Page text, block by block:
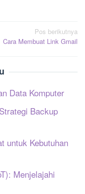
Pos berikutnya
Cara Membuat Link Gmail
Data Komputer
Backup
untuk Kebutuhan
Menjelajahi